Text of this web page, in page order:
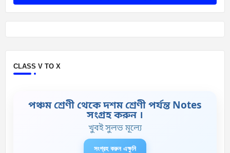
CLASS V TO X
পঞ্চম শ্রেণী থেকে দশম শ্রেণী পর্যন্ত Notes
সংগ্রহ করুন ।
খুবই সুলভ মূল্যে
সংগ্রহ করুন এক্ষুনি